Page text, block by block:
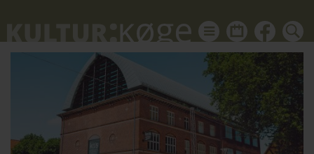
kul
kalender
ikon
HVID
Du
kan
også
finde
om